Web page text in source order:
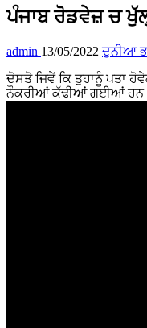
ਪੰਜਾਬ ਰੋਡਵੇਜ਼ ਚ
admin 13/05/2022 ਦੁਨੀਆ
ਦੋਸਤੋ ਜਿਵੇਂ ਕਿ ਤੁਹਾਨੂੰ ਪਤਾ
ਨੌਕਰੀਆਂ ਕੱਢੀਆਂ ਗਈਆਂ